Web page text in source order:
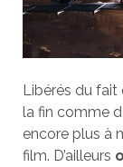
Libérés du fait
la fin comme
encore plus à
film. D’ailleurs